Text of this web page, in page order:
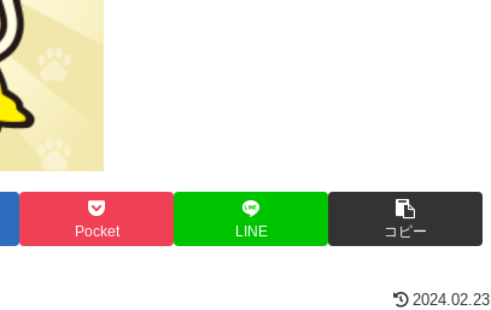
Pocket LINE コピー
2024.02.23